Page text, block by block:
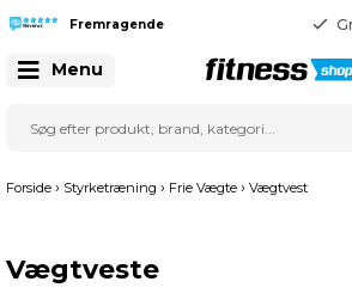
Fremragende
Menu
Forside › Styrketræning › Frie Vægte › Vægtvest
Vægtveste